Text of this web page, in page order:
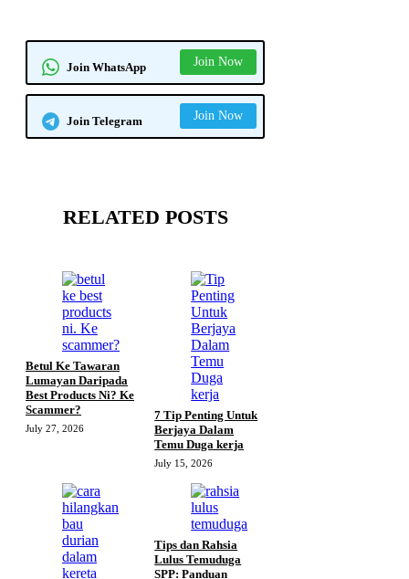
Join WhatsApp Join Now
Join Telegram Join Now
RELATED POSTS
Betul Ke Tawaran
Lumayan Daripada
Best Products Ni? Ke
Scammer?
July 27, 2026
7 Tip Penting Untuk
Berjaya Dalam
Temu Duga kerja
July 15, 2026
Tips dan Rahsia
Lulus Temuduga
SPP: Panduan